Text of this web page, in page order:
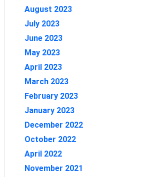
August 2023
July 2023
June 2023
May 2023
April 2023
March 2023
February 2023
January 2023
December 2022
October 2022
April 2022
November 2021